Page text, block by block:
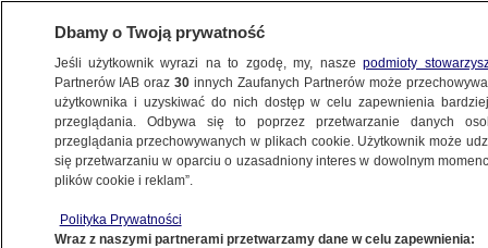
ŚWIAT
Najgroźniejszy boss narkotykowy
Dbamy o Twoją prywatność
Jeśli użytkownik wyrazi na to zgodę, my, naszepodmioty
Partnerów IAB oraz30 innych Zaufanych Partnerów może
użytkownika i uzyskiwać do nich dostęp w celu zapewnienia
przeglądania. Odbywa się to poprzez przetwarzanie danych
przeglądania przechowywanych w plikach cookie. Użytkownik może
się przetwarzaniu w oparciu o uzasadniony interes w dowolnym
plików cookie i reklam”.
Polityka Prywatności
Wraz z naszymi partnerami przetwarzamy dane w celu zapewnienia: